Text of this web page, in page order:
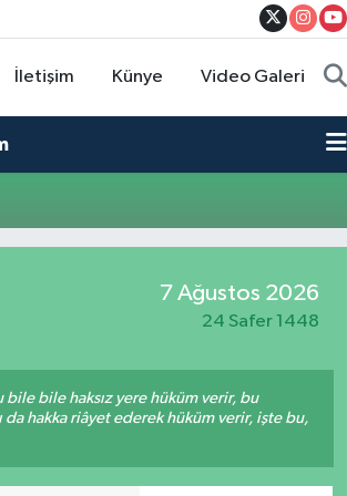
İletişim Künye Video Galeri
7 Ağustos 2026
24 Safer 1448
bile haksız yere hüküm verir, bu
hakka riâyet ederek hüküm verir, işte bu,